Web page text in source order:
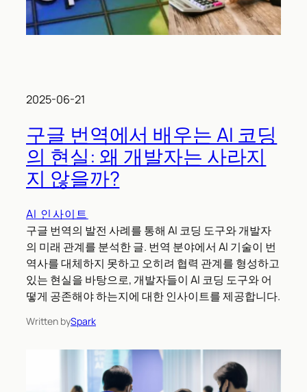
2025-06-21
구글 번역에서 배우는 AI 코딩
의 현실: 왜 개발자는 사라지
지 않을까?
AI 인사이트
구글 번역의 발전 사례를 통해 AI 코딩 도구와 개발자
의 미래 관계를 분석한 글. 번역 분야에서 AI 기술이 번
역사를 대체하지 못하고 오히려 협력 관계를 형성하고
있는 현실을 바탕으로, 개발자들이 AI 코딩 도구와 어
떻게 공존해야 하는지에 대한 인사이트를 제공합니다.
Written bySpark